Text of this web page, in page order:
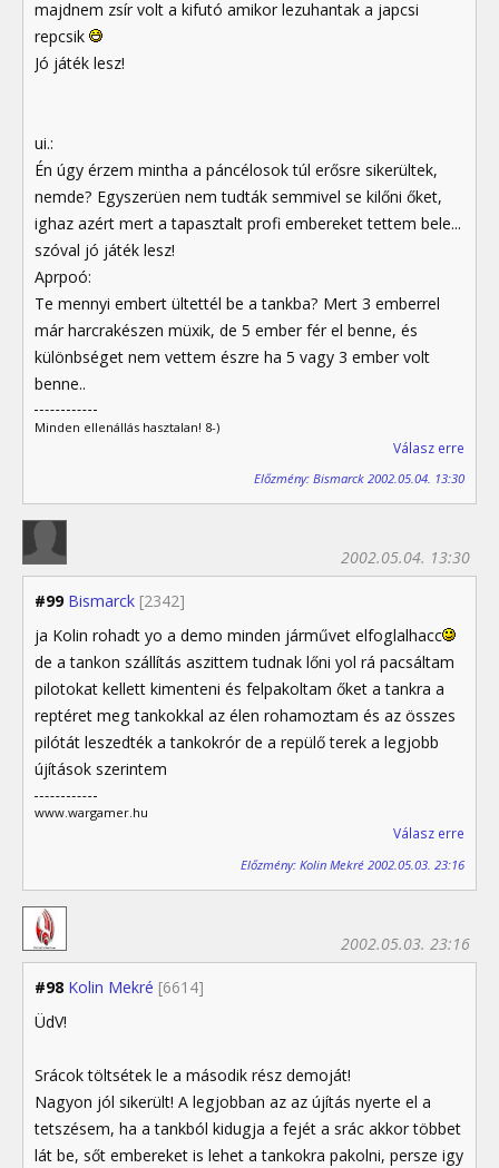
majdnem zsír volt a kifutó amikor lezuhantak a japcsi
repcsik
Jó játék lesz!
ui.:
Én úgy érzem mintha a páncélosok túl erősre sikerültek,
nemde? Egyszerüen nem tudták semmivel se kilőni őket,
ighaz azért mert a tapasztalt profi embereket tettem bele...
szóval jó játék lesz!
Aprpoó:
Te mennyi embert ültettél be a tankba? Mert 3 emberrel
már harcrakészen müxik, de 5 ember fér el benne, és
különbséget nem vettem észre ha 5 vagy 3 ember volt
benne..
Minden ellenállás hasztalan! 8-)
Válasz erre
Előzmény: Bismarck 2002.05.04. 13:30
#99 Bismarck [2342]
2002.05.04. 13:30
ja Kolin rohadt yo a demo minden járművet elfoglalhacc
de a tankon szállítás aszittem tudnak lőni yol rá pacsáltam
pilotokat kellett kimenteni és felpakoltam őket a tankra a
reptéret meg tankokkal az élen rohamoztam és az összes
pilótát leszedték a tankokrór de a repülő terek a legjobb
újítások szerintem
www.wargamer.hu
Válasz erre
Előzmény: Kolin Mekré 2002.05.03. 23:16
#98 Kolin Mekré [6614]
2002.05.03. 23:16
ÜdV!
Srácok töltsétek le a második rész demoját!
Nagyon jól sikerült! A legjobban az az újítás nyerte el a
tetszésem, ha a tankból kidugja a fejét a srác akkor többet
lát be, sőt embereket is lehet a tankokra pakolni, persze igy